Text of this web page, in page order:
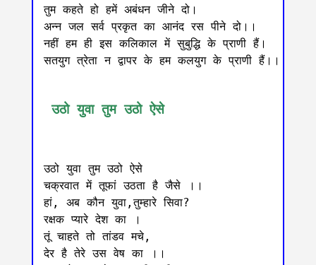
तुम कहते हो हमें अबंधन जीने दो।
अन्न जल सर्व प्रकृत का आनंद रस पीने दो।।
नहीं हम ही इस कलिकाल में सुबुद्धि के प्राणी हैं।
सतयुग त्रेता न द्वापर के हम कलयुग के प्राणी हैं।।
उठो युवा तुम उठो ऐसे
उठो युवा तुम उठो ऐसे
चक्रवात में तूफां उठता है जैसे ।।
हां, अब कौन युवा,तुम्हारे सिवा?
रक्षक प्यारे देश का ।
तूं चाहते तो तांडव मचे,
देर है तेरे उस वेष का ।।